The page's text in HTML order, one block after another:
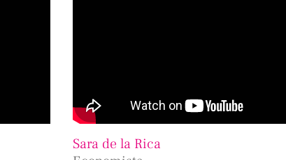
Sara de la Rica